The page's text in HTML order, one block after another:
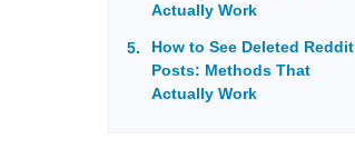
Actually Work
How to See Deleted Reddit
Posts: Methods That
Actually Work